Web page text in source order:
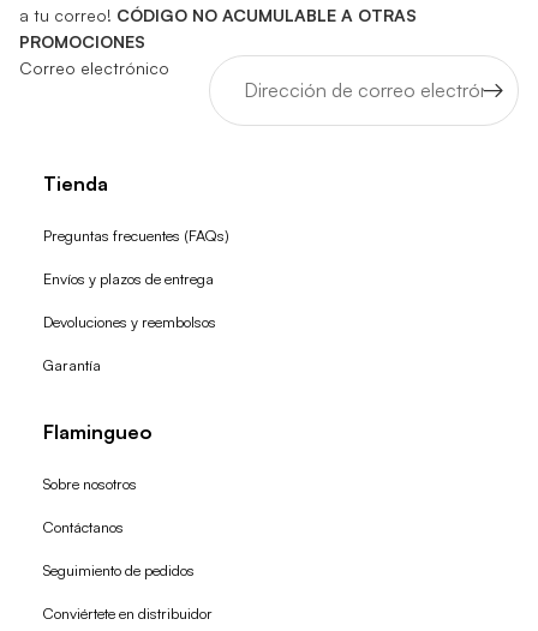
a tu correo! CÓDIGO NO ACUMULABLE A OTRAS
PROMOCIONES
Correo electrónico
Tienda
Preguntas frecuentes (FAQs)
Envíos y plazos de entrega
Devoluciones y reembolsos
Garantía
Flamingueo
Sobre nosotros
Contáctanos
Seguimiento de pedidos
Conviértete en distribuidor